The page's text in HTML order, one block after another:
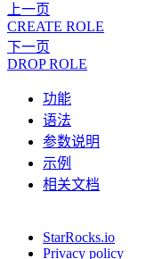
上一页
CREATE ROLE
下一页
DROP ROLE
功能
语法
参数说明
示例
相关文档
StarRocks.io
Privacy policy